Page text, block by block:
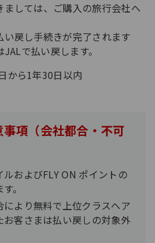
しては、ご購入の旅行会社へ
戻し手続きが完了されます
で払い戻します。
から1年30日以内
項（会社都合・不可
およびFLY ON ポイントの
。
により無料で上位クラスへア
お客さまは払い戻しの対象外